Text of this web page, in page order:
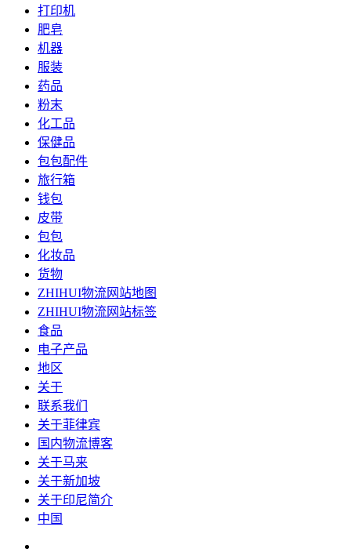
打印机
肥皂
机器
服装
药品
粉末
化工品
保健品
包包配件
旅行箱
钱包
皮带
包包
化妆品
货物
ZHIHUI物流网站地图
ZHIHUI物流网站标签
食品
电子产品
地区
关于
联系我们
关于菲律宾
国内物流博客
关于马来
关于新加坡
关于印尼简介
中国